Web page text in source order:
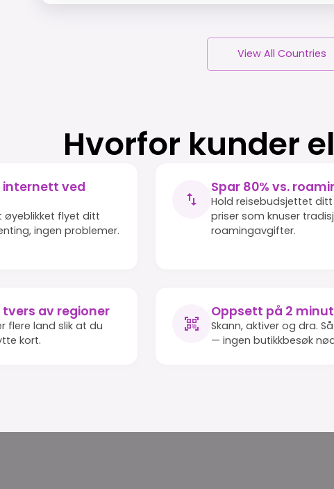
View All Countries
Hvorfor kunder
ved
øyeblikket flyet ditt
ingen problemer.
Spar 80% vs.
Hold reisebudsjettet
priser som knuser
roamingavgifter.
tvers av regioner
flere land slik at du
kort.
Oppsett på 2
Skann, aktiver og dra.
— ingen butikkbesøk